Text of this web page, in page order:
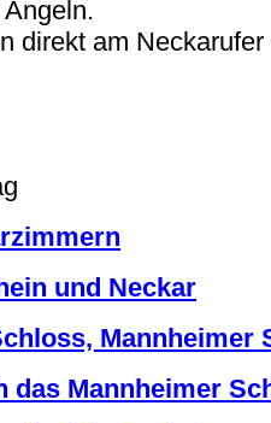
direkt am
und Neckar
Mannheimer
das Mannheimer